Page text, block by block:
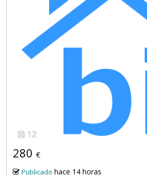
12
280 €
Publicado hace 14 horas